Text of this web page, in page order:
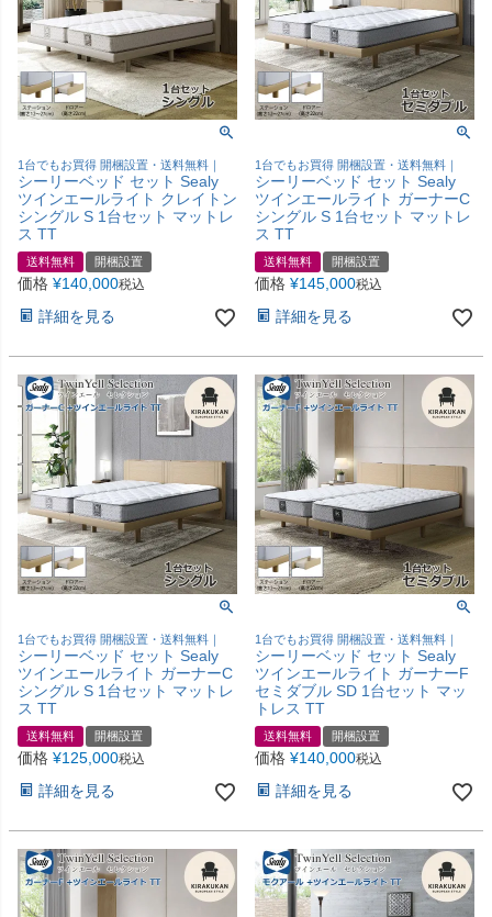
1台でもお買得 開梱設置・送料無料｜
シーリーベッド セット Sealy
ツインエールライト クレイトン
シングル S 1台セット マットレ
ス TT
送料無料 開梱設置
価格 ¥140,000税込
詳細を見る
1台でもお買得 開梱設置・送料無料｜
シーリーベッド セット Sealy
ツインエールライト ガーナーC
シングル S 1台セット マットレ
ス TT
送料無料 開梱設置
価格 ¥145,000税込
詳細を見る
1台でもお買得 開梱設置・送料無料｜
シーリーベッド セット Sealy
ツインエールライト ガーナーC
シングル S 1台セット マットレ
ス TT
送料無料 開梱設置
価格 ¥125,000税込
詳細を見る
1台でもお買得 開梱設置・送料無料｜
シーリーベッド セット Sealy
ツインエールライト ガーナーF
セミダブル SD 1台セット マッ
トレス TT
送料無料 開梱設置
価格 ¥140,000税込
詳細を見る